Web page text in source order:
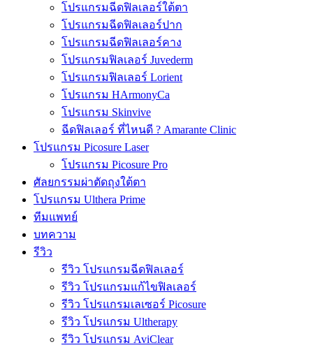
โปรแกรมฉีดฟิลเลอร์ใต้ตา
โปรแกรมฉีดฟิลเลอร์ปาก
โปรแกรมฉีดฟิลเลอร์คาง
โปรแกรมฟิลเลอร์ Juvederm
โปรแกรมฟิลเลอร์ Lorient
โปรแกรม HArmonyCa
โปรแกรม Skinvive
ฉีดฟิลเลอร์ ที่ไหนดี ? Amarante Clinic
โปรแกรม Picosure Laser
โปรแกรม Picosure Pro
ศัลยกรรมผ่าตัดถุงใต้ตา
โปรแกรม Ulthera Prime
ทีมแพทย์
บทความ
รีวิว
รีวิว โปรแกรมฉีดฟิลเลอร์
รีวิว โปรแกรมแก้ไขฟิลเลอร์
รีวิว โปรแกรมเลเซอร์ Picosure
รีวิว โปรแกรม Ultherapy
รีวิว โปรแกรม AviClear